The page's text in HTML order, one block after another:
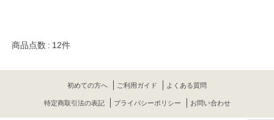
商品点数 12件
初めての方へ ご利用ガイド よくある質問
特定商取引法の表記 プライバシーポリシー お問い合わせ